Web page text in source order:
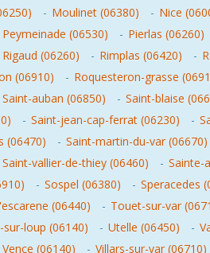
- Moulinet (06380) - Nice
Peymeinade (06530) - Pierlas (06260)
Rigaud (06260) - Rimplas (06420) -
(06910)
- Roquesteron-grasse
Saint-auban (06850) - Saint-blaise
- Saint-jean-cap-ferrat (06230) -
(06470)
- Saint-martin-du-var (06670)
Saint-vallier-de-thiey (06460) - Sainte-
- Sospel (06380) - Speracedes
(06440)
- Touet-sur-var
loup (06140)
- Utelle (06450) -
Vence (06140) - Villars-sur-var (06710)